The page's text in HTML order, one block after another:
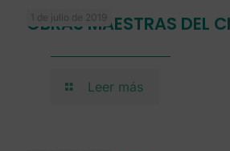
1 de julio de 2019
OBRAS MAESTRAS DEL
Leer más